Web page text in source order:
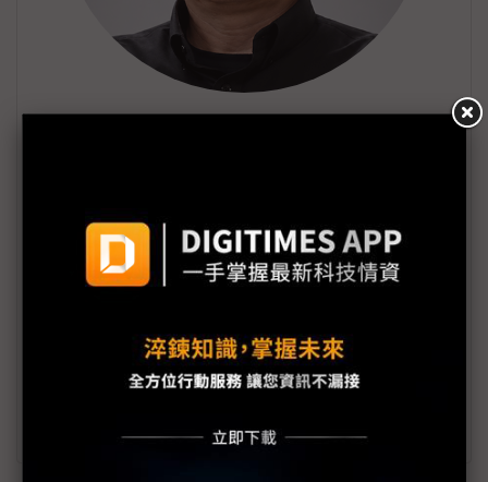
理，推動ADAS及智慧座艙系統產品進入全球車
用市場。紐約哥倫比亞大學電機博士，專精於機
器學習、電腦視覺、自駕車、機器人等領域。為
（thingnario）共同創辦人，NVIDIA AI Lab計畫
主持人；曾任IBM華生研究中心及美國微軟研究
院客座研究員。擔任多家科技公司AI策略顧問，
與挑戰。